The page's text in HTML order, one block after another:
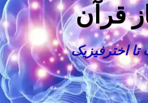
قرآن
اخترفیزیک